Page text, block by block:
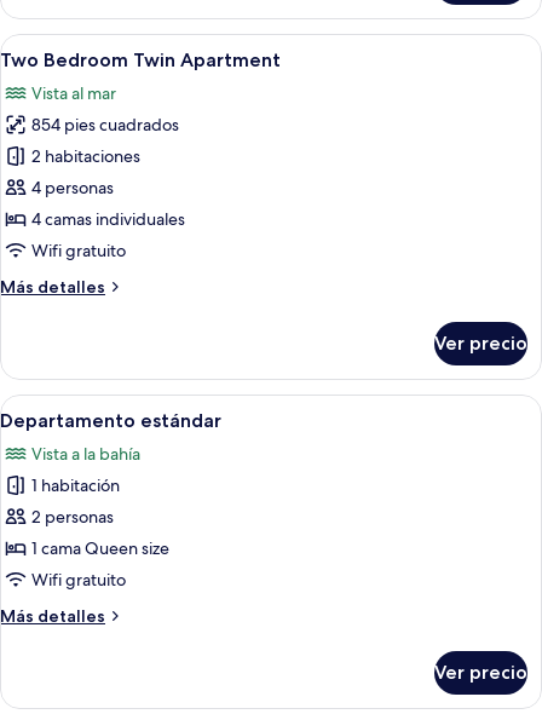
estándar,
vista
a
marina
Abrir
todas
las
fotos
de
Two
Bedroom
Twin
Apartment
Habitación de hotel con dos camas
6
Two Bedroom Twin Apartment
Vista al mar
854 pies cuadrados
2 habitaciones
4 personas
4 camas individuales
Wifi gratuito
Más detalles
Más
Bedroom
Twin
Apartment
Ver precio
Abrir
todas
las
fotos
de
Departamento
estándar
Una sala moderna con una mesa
6
Departamento estándar
Vista a la bahía
1 habitación
2 personas
1 cama Queen size
Wifi gratuito
Más detalles
Más
estándar
Ver precio